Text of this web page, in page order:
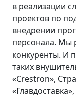
в реализации
проектов по
внедрении
персонала. Мы
конкуренты. И
таких
«Crestron»,